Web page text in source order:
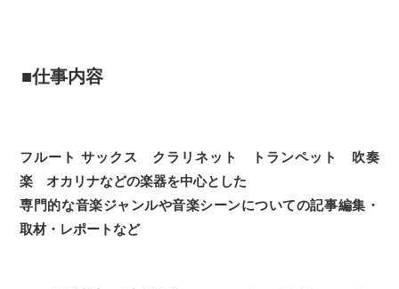
■仕事内容
フルート サックス クラリネット トランペット 吹奏
楽 オカリナなどの楽器を中心とした
専門的な音楽ジャンルや音楽シーンについての記事編集・
取材・レポートなど